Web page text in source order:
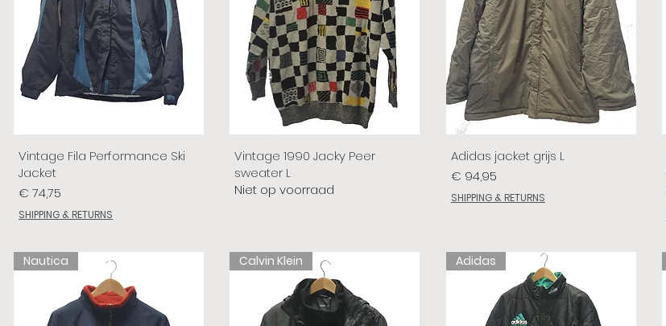
Vintage Fila Performance Ski
Jacket
Prijs
€ 74,75
SHIPPING & RETURNS
Vintage 1990 Jacky Peer
sweater L
Niet op voorraad
Adidas jacket grijs L
Prijs
€ 94,95
SHIPPING & RETURNS
Nautica Calvin Klein Adidas